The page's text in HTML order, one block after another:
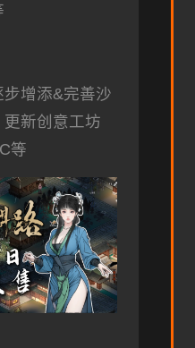
增添&完善沙
新创意工坊
等